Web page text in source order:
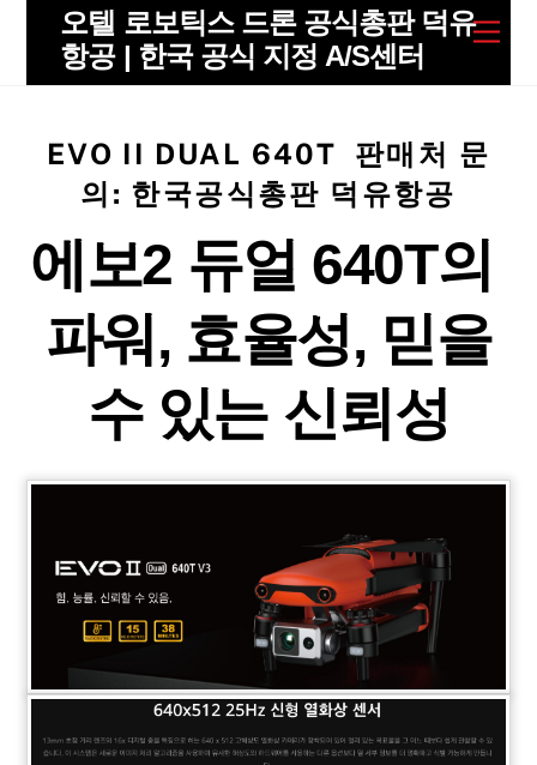
content
오텔 로보틱스 드론 공식총판 덕유
항공 | 한국 공식 지정 A/S센터
EVO II DUAL 640T 판매처 문
의: 한국공식총판 덕유항공
에보2 듀얼 640T의
파워, 효율성, 믿을
수 있는 신뢰성